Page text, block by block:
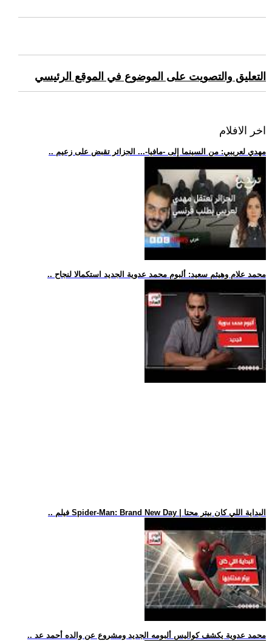
التعليق والتصويت على الموضوع في الموقع الرئيسي
اخر الافلام
.. مهدي لعريبي: من السينما إلى -مافيا-... الجزائر تقبض على زعيم
.. محمد علام وهيثم سعيد: ألبوم محمد عدوية الجديد استكمالا لنجاح
.. فيلم Spider-Man: Brand New Day | البداية اللي كان بيتر محتا
.. محمد عدوية يكشف كواليس ألبومه الجديد ومشروع عن والده أحمد عد